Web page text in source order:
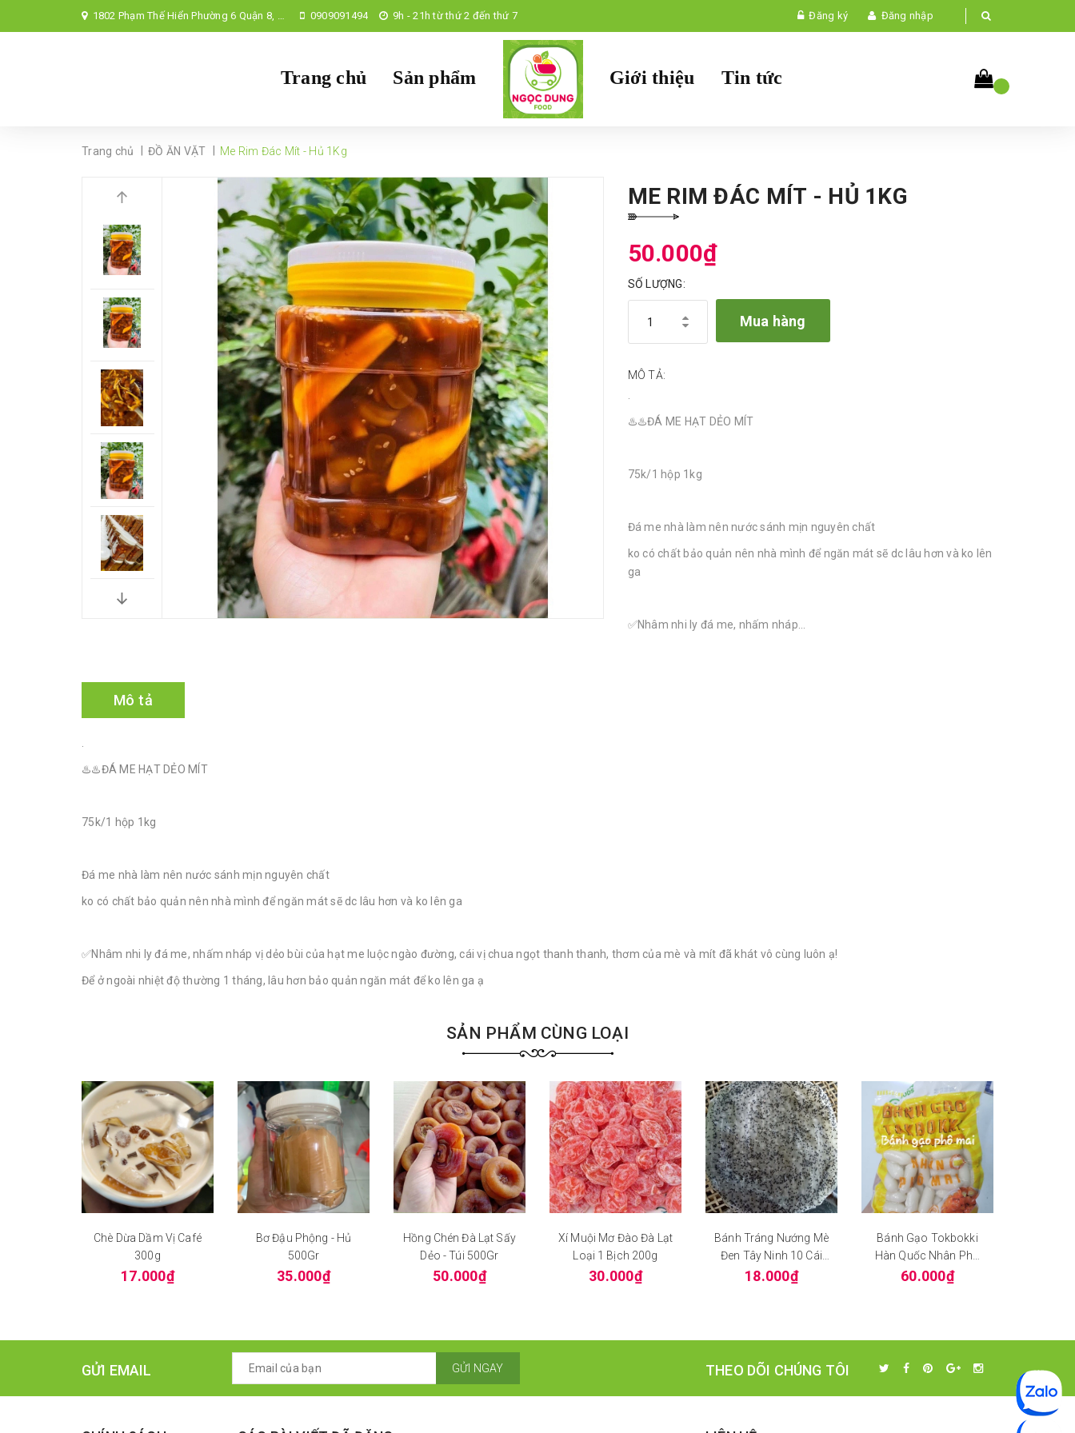
1802 Phạm Thế Hiển Phường 6 Quận 8, TP Hồ Chí Minh, 0909091494 9h - 21h từ thứ 2 đến thứ 7 Đăng ký Đăng nhập
Trang chủ Sản phẩm Giới thiệu Tin tức
Trang chủ ĐỒ ĂN VẶT Me Rim Đác Mít - Hủ 1Kg
ME RIM ĐÁC MÍT - HỦ 1KG
50.000₫
SỐ LƯỢNG:
Mua hàng
MÔ TẢ:
.
♨️♨️ĐÁ ME HẠT DẺO MÍT
75k/1 hộp 1kg
Đá me nhà làm nên nước sánh mịn nguyên chất
ko có chất bảo quản nên nhà mình để ngăn mát sẽ dc lâu hơn và ko lên
ga
✅Nhâm nhi ly đá me, nhấm nháp...
Mô tả
.
♨️♨️ĐÁ ME HẠT DẺO MÍT
75k/1 hộp 1kg
Đá me nhà làm nên nước sánh mịn nguyên chất
ko có chất bảo quản nên nhà mình để ngăn mát sẽ dc lâu hơn và ko lên ga
✅Nhâm nhi ly đá me, nhấm nháp vị dẻo bùi của hạt me luộc ngào đường, cái vị chua ngọt thanh thanh, thơm của mè và mít đã khát vô cùng luôn ạ!
Để ở ngoài nhiệt độ thường 1 tháng, lâu hơn bảo quản ngăn mát để ko lên ga ạ
SẢN PHẨM CÙNG LOẠI
Chè Dừa Dầm Vị Café
300g
17.000₫
Bơ Đậu Phộng - Hủ
500Gr
35.000₫
Hồng Chén Đà Lạt Sấy
Dẻo - Túi 500Gr
50.000₫
Xí Muội Mơ Đào Đà Lạt
Loại 1 Bịch 200g
30.000₫
Bánh Tráng Nướng Mè
Đen Tây Ninh 10 Cái
Bánh Dầy
18.000₫
Bánh Gạo Tokbokki
Hàn Quốc Nhân Phô
Mai
60.000₫
GỬI EMAIL GỬI NGAY THEO DÕI CHÚNG TÔI